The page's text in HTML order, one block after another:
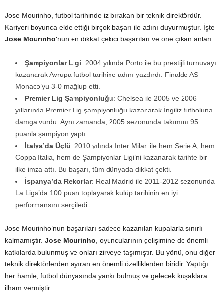
Jose Mourinho, futbol tarihinde iz bırakan bir teknik direktördür.
Kariyeri boyunca elde ettiği birçok başarı ile adını duyurmuştur. İşte
Jose Mourinho‘nun en dikkat çekici başarıları ve öne çıkan anları:
Şampiyonlar Ligi: 2004 yılında Porto ile bu prestijli turnuvayı
kazanarak Avrupa futbol tarihine adını yazdırdı. Finalde AS
Monaco’yu 3-0 mağlup etti.
Premier Lig Şampiyonluğu: Chelsea ile 2005 ve 2006
yıllarında Premier Lig şampiyonluğu kazanarak İngiliz futboluna
damga vurdu. Aynı zamanda, 2005 sezonunda takımını 95
puanla şampiyon yaptı.
İtalya’da Üçlü: 2010 yılında Inter Milan ile hem Serie A, hem
Coppa Italia, hem de Şampiyonlar Ligi’ni kazanarak tarihte bir
ilke imza attı. Bu başarı, tüm dünyada dikkat çekti.
İspanya’da Rekorlar: Real Madrid ile 2011-2012 sezonunda
La Liga’da 100 puan toplayarak kulüp tarihinin en iyi
performansını sergiledi.
Jose Mourinho’nun başarıları sadece kazanılan kupalarla sınırlı
kalmamıştır. Jose Mourinho, oyuncularının gelişimine de önemli
katkılarda bulunmuş ve onları zirveye taşımıştır. Bu yönü, onu diğer
teknik direktörlerden ayıran en önemli özelliklerden biridir. Yaptığı
her hamle, futbol dünyasında yankı bulmuş ve gelecek kuşaklara
ilham vermiştir.